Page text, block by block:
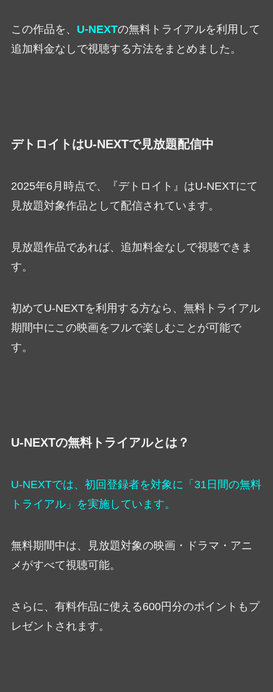
この作品を、 U-NEXTの無料トライアルを利用して
追加料金なしで視聴する方法をまとめました。
デトロイトはU-NEXTで見放題配信中
2025年6月時点で、『デトロイト』はU-NEXTにて
見放題対象作品として配信されています。
見放題作品であれば、追加料金なしで視聴できま
す。
初めてU-NEXTを利用する方なら、無料トライアル
期間中にこの映画をフルで楽しむことが可能で
す。
U-NEXTの無料トライアルとは？
U-NEXTでは、初回登録者を対象に「31日間の無料
トライアル」を実施しています。
無料期間中は、見放題対象の映画・ドラマ・アニ
メがすべて視聴可能。
さらに、有料作品に使える600円分のポイントもプ
レゼントされます。